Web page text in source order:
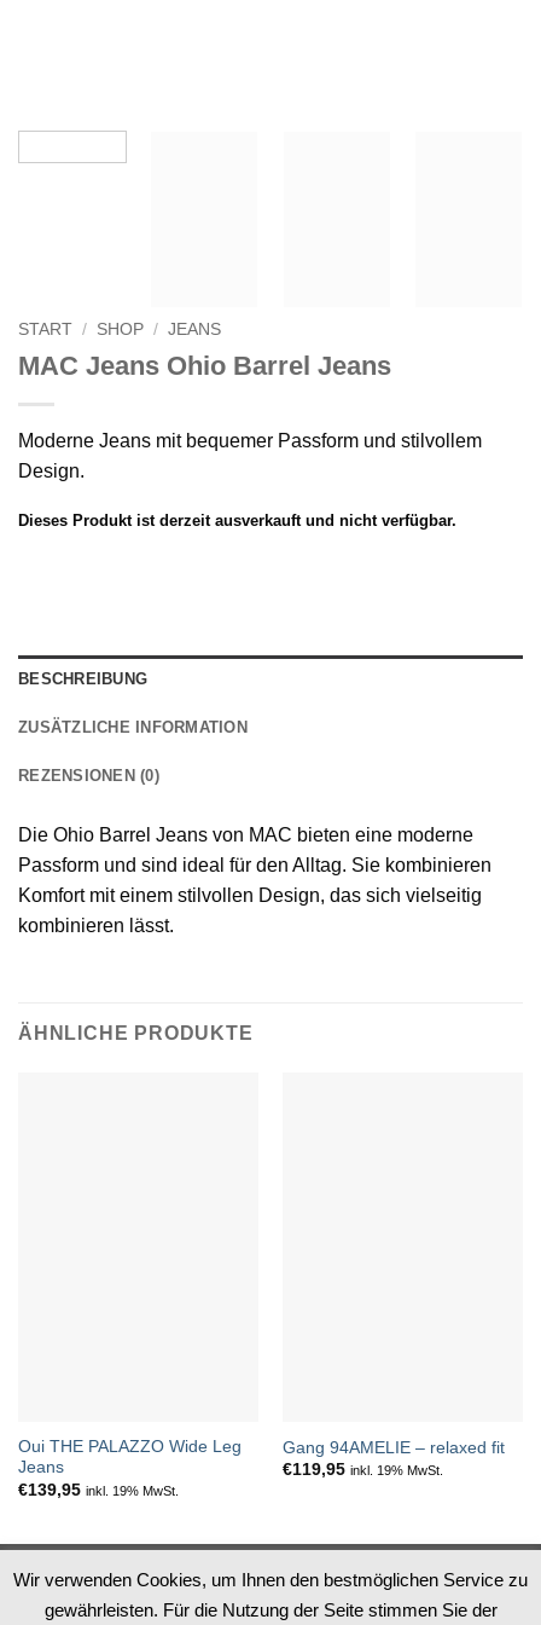
START / SHOP / JEANS
MAC Jeans Ohio Barrel Jeans
Moderne Jeans mit bequemer Passform und stilvollem
Design.
Dieses Produkt ist derzeit ausverkauft und nicht verfügbar.
BESCHREIBUNG
ZUSÄTZLICHE INFORMATION
REZENSIONEN (0)
Die Ohio Barrel Jeans von MAC bieten eine moderne
Passform und sind ideal für den Alltag. Sie kombinieren
Komfort mit einem stilvollen Design, das sich vielseitig
kombinieren lässt.
ÄHNLICHE PRODUKTE
Oui THE PALAZZO Wide Leg
Jeans
€139,95 inkl. 19% MwSt.
Gang 94AMELIE – relaxed fit
€119,95 inkl. 19% MwSt.
Datenschutz ImpressumAGB Widerruf
PayPal
Apple MasterCard
Visa
Wir verwenden Cookies, um Ihnen den bestmöglichen Service zu
gewährleisten. Für die Nutzung der Seite stimmen Sie der